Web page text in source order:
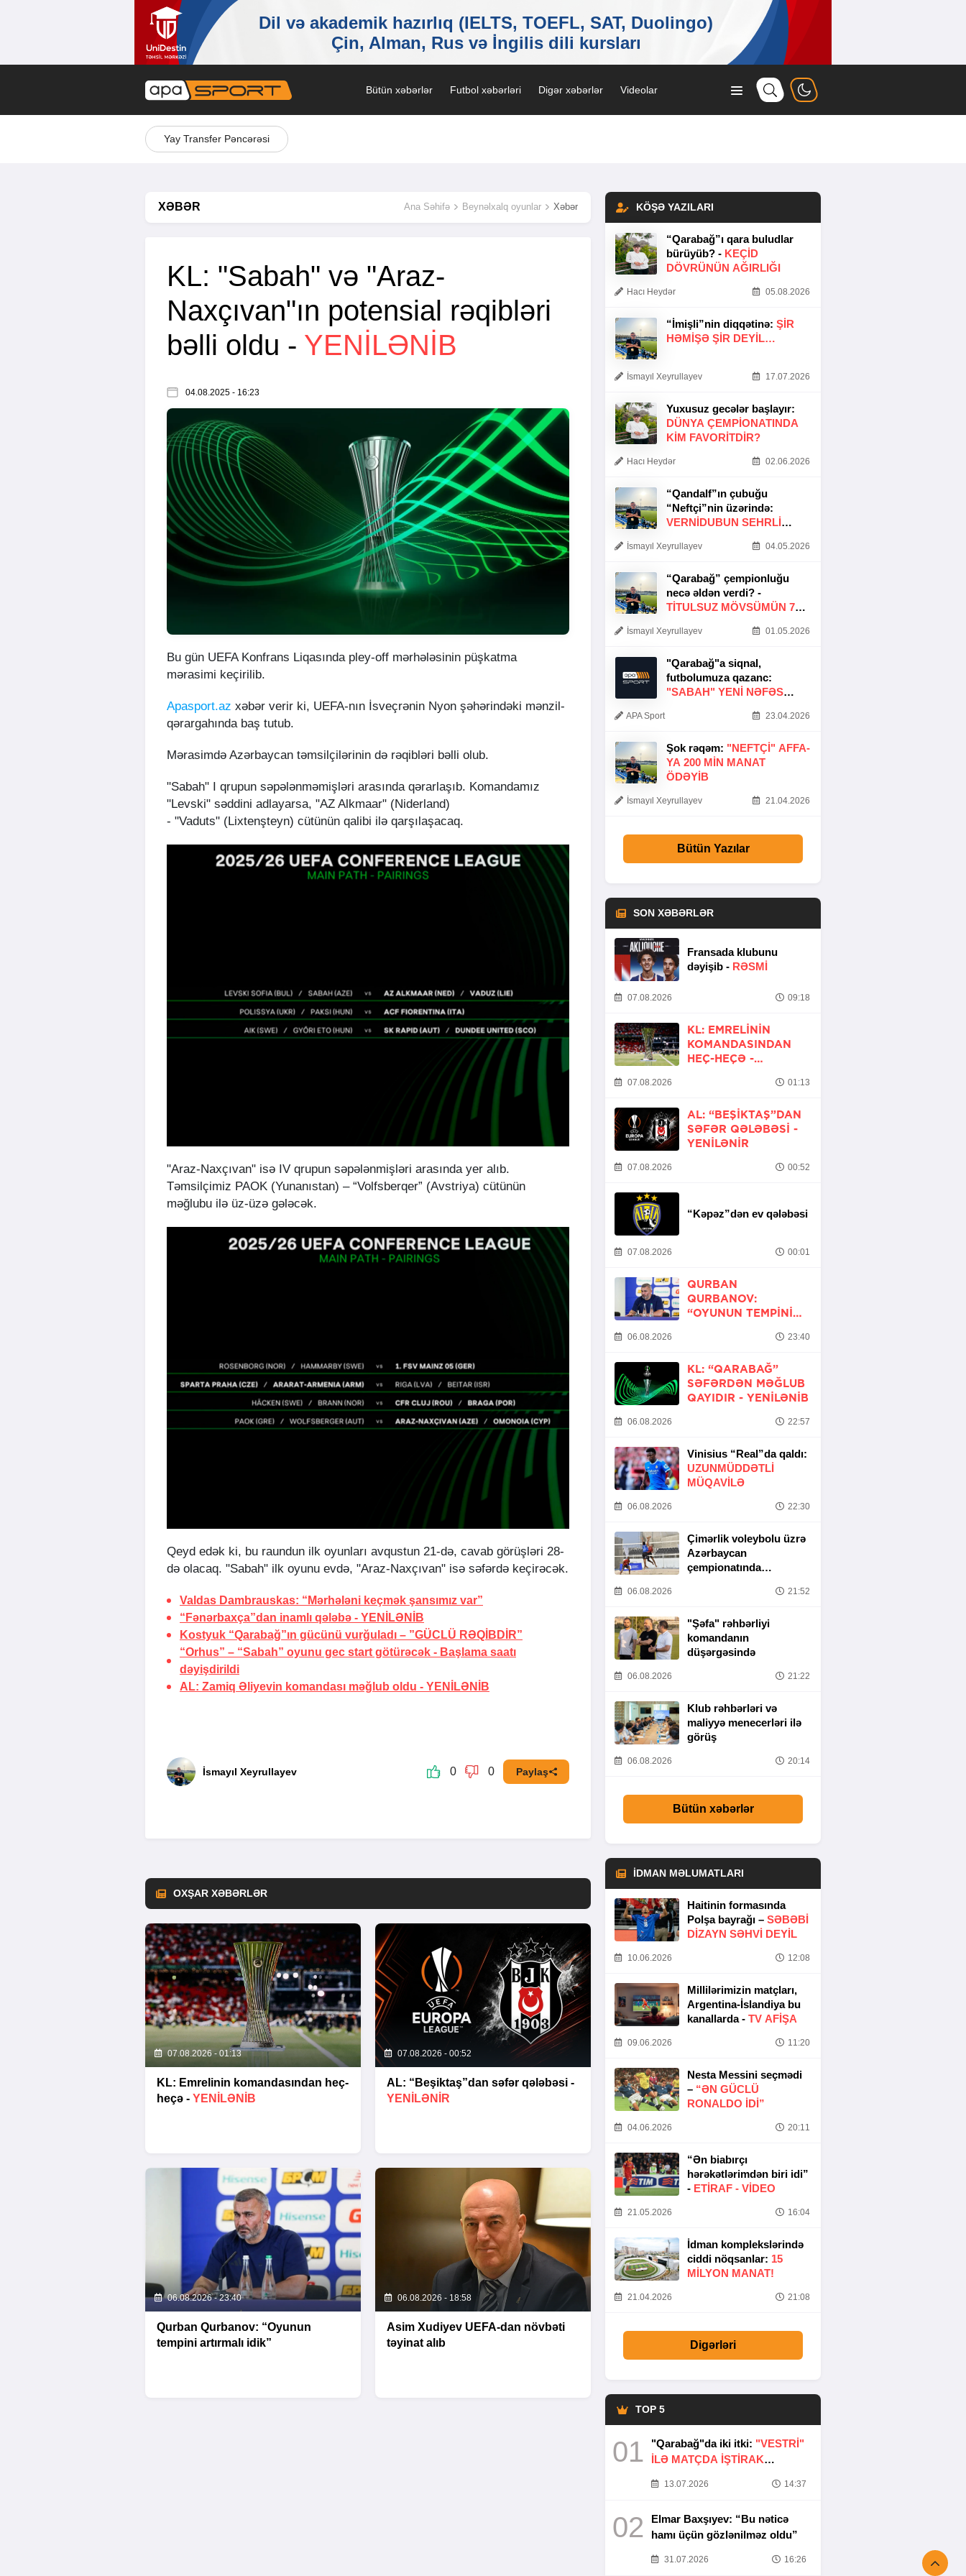
Bütün xəbərlər Futbol xəbərləri Digər xəbərlər Videolar
Yay Transfer Pəncərəsi
XƏBƏR Ana Səhifə Beynəlxalq oyunlar Xəbər
KL: "Sabah" və "Araz-
Naxçıvan"ın potensial rəqibləri
bəlli oldu - YENİLƏNİB
04.08.2025 - 16:23
Bu gün UEFA Konfrans Liqasında pley-off mərhələsinin püşkatma
mərasimi keçirilib.
Apasport.az xəbər verir ki, UEFA-nın İsveçrənin Nyon şəhərindəki mənzil-
qərargahında baş tutub.
Mərasimdə Azərbaycan təmsilçilərinin də rəqibləri bəlli olub.
"Sabah" I qrupun səpələnməmişləri arasında qərarlaşıb. Komandamız
"Levski" səddini adlayarsa, "AZ Alkmaar" (Niderland)
- "Vaduts" (Lixtenşteyn) cütünün qalibi ilə qarşılaşacaq.
"Araz-Naxçıvan" isə IV qrupun səpələnmişləri arasında yer alıb.
Təmsilçimiz PAOK (Yunanıstan) – “Volfsberqer” (Avstriya) cütünün
məğlubu ilə üz-üzə gələcək.
Qeyd edək ki, bu raundun ilk oyunları avqustun 21-də, cavab görüşləri 28-
də olacaq. "Sabah" ilk oyunu evdə, "Araz-Naxçıvan" isə səfərdə keçirəcək.
Valdas Dambrauskas: “Mərhələni keçmək şansımız var”
“Fənərbaxça”dan inamlı qələbə - YENİLƏNİB
Kostyuk “Qarabağ”ın gücünü vurğuladı – ”GÜCLÜ RƏQİBDİR”
“Orhus” – “Sabah” oyunu gec start götürəcək - Başlama saatı
dəyişdirildi
AL: Zamiq Əliyevin komandası məğlub oldu - YENİLƏNİB
İsmayıl Xeyrullayev 0 0 Paylaş
OXŞAR XƏBƏRLƏR
07.08.2026 - 01:13
KL: Emrelinin komandasından heç-
heçə - YENİLƏNİB
07.08.2026 - 00:52
AL: “Beşiktaş”dan səfər qələbəsi -
YENİLƏNİR
06.08.2026 - 23:40
Qurban Qurbanov: “Oyunun
tempini artırmalı idik”
06.08.2026 - 18:58
Asim Xudiyev UEFA-dan növbəti
təyinat alıb
KÖŞƏ YAZILARI
“Qarabağ”ı qara buludlar
bürüyüb? - KEÇID
DÖVRÜNÜN AĞIRLIĞI
Hacı Heydər 05.08.2026
“İmişli”nin diqqətinə: ŞIR
HƏMIŞƏ ŞIR DEYIL…
İsmayıl Xeyrullayev 17.07.2026
Yuxusuz gecələr başlayır:
DÜNYA ÇEMPIONATINDA
KIM FAVORITDIR?
Hacı Heydər 02.06.2026
“Qandalf”ın çubuğu
“Neftçi”nin üzərində:
VERNİDUBUN SEHRLİ
İsmayıl Xeyrullayev 04.05.2026
“Qarabağ” çempionluğu
necə əldən verdi? -
TITULSUZ MÖVSÜMÜN 7
İsmayıl Xeyrullayev 01.05.2026
"Qarabağ"a siqnal,
futbolumuza qazanc:
"SABAH" YENI NƏFƏS
APA Sport 23.04.2026
Şok rəqəm: "NEFTÇI" AFFA-
YA 200 MIN MANAT
ÖDƏYIB
İsmayıl Xeyrullayev 21.04.2026
Bütün Yazılar
SON XƏBƏRLƏR
Fransada klubunu
dəyişib - RƏSMİ
07.08.2026 09:18
KL: EMRELININ
KOMANDASINDAN
HEÇ-HEÇƏ -
07.08.2026 01:13
AL: “BEŞIKTAŞ”DAN
SƏFƏR QƏLƏBƏSI -
YENİLƏNİR
07.08.2026 00:52
“Kəpəz”dən ev qələbəsi
07.08.2026 00:01
QURBAN
QURBANOV:
“OYUNUN TEMPINI
06.08.2026 23:40
KL: “QARABAĞ”
SƏFƏRDƏN MƏĞLUB
QAYIDIR - YENİLƏNİB
06.08.2026 22:57
Vinisius “Real”da qaldı:
UZUNMÜDDƏTLİ
MÜQAVİLƏ
06.08.2026 22:30
Çimərlik voleybolu üzrə
Azərbaycan
çempionatında
06.08.2026 21:52
"Şəfa" rəhbərliyi
komandanın
düşərgəsində
06.08.2026 21:22
Klub rəhbərləri və
maliyyə menecerləri ilə
görüş
06.08.2026 20:14
Bütün xəbərlər
İDMAN MƏLUMATLARI
Haitinin formasında
Polşa bayrağı – SƏBƏBI
DIZAYN SƏHVI DEYIL
10.06.2026 12:08
Millilərimizin matçları,
Argentina-İslandiya bu
kanallarda - TV AFİŞA
09.06.2026 11:20
Nesta Messini seçmədi
– “ƏN GÜCLÜ
RONALDO IDI”
04.06.2026 20:11
“Ən biabırçı
hərəkətlərimdən biri idi”
- ETIRAF - VİDEO
21.05.2026 16:04
İdman komplekslərində
ciddi nöqsanlar: 15
MILYON MANAT!
21.04.2026 21:08
Digərləri
TOP 5
01 "Qarabağ"da iki itki: "VESTRİ"
İLƏ MATÇDA İŞTİRAK
13.07.2026 14:37
02
Elmar Baxşıyev: “Bu nəticə
hamı üçün gözlənilməz oldu”
31.07.2026 16:26